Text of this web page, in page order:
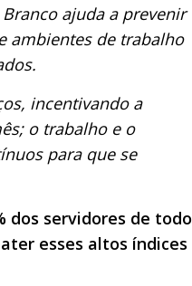
ajuda a prevenir
ambientes de trabalho
incentivando a
o trabalho e o
para que se
dos servidores de todo
esses altos índices